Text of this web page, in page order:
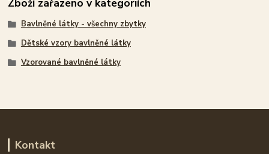
Zboží zařazeno v kategoriích
Bavlněné látky - všechny zbytky
Dětské vzory bavlněné látky
Vzorované bavlněné látky
Kontakt